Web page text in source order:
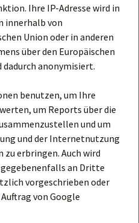
Ihre IP-Adresse wird in
innerhalb von
Union oder in anderen
über den Europäischen
anonymisiert.
benutzen, um Ihre
um Reports über die
und um
und der Internetnutzung
erbringen. Auch wird
an Dritte
vorgeschrieben oder
von Google